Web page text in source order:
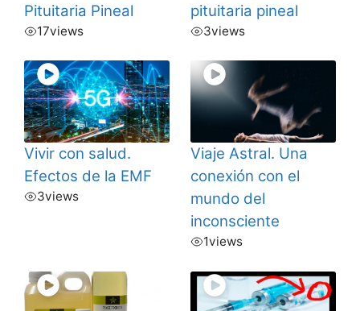
Pituitaria Pineal
17views
pituitaria pineal
3views
Vivir con salud.
Efectos de la EMF
3views
Viaje Astral. Una
conexión con el
mundo del
inconsciente
1views